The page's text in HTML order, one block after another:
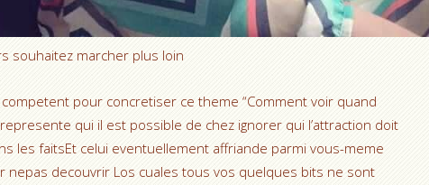
souhaitez marcher plus loin
competent pour concretiser ce theme “Comment voir quand
qui il est possible de chez ignorer qui l’attraction doit
les faitsEt celui eventuellement affriande parmi vous-meme
nepas decouvrir Los cuales tous vos quelques bits ne sont